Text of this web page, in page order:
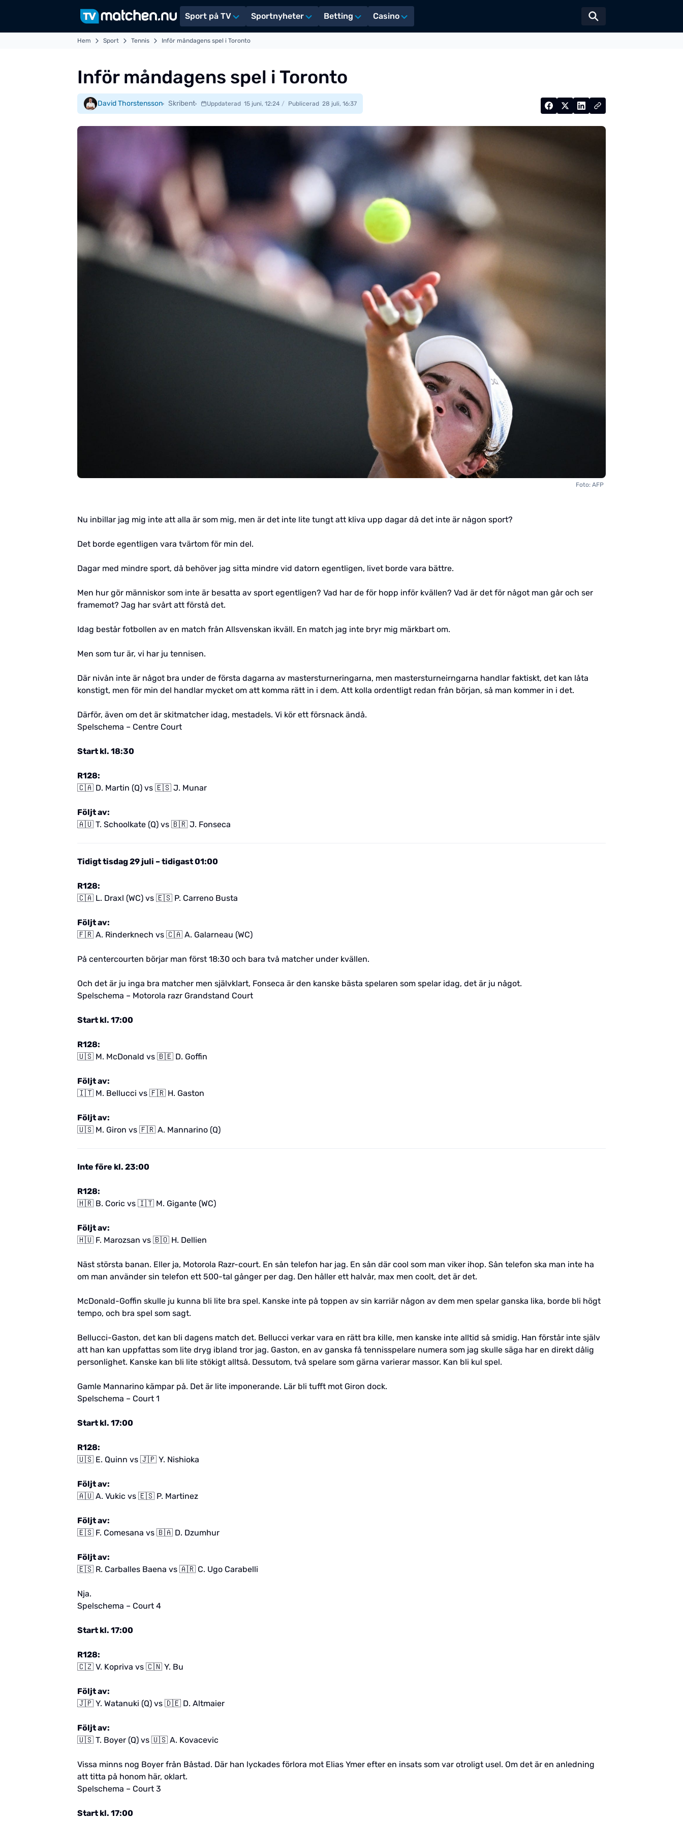
Sport på TV Sportnyheter Betting Casino Växla
Hem Sport Tennis Inför måndagens spel i Toronto
Inför måndagens spel i Toronto
David Thorstensson Skribent Uppdaterad 15 juni, 12:24 Publicerad 28 juli, 16:37
Foto: AFP
Nu inbillar jag mig inte att alla är som mig, men är det inte lite tungt att kliva upp dagar då det inte är någon sport?
Det borde egentligen vara tvärtom för min del.
Dagar med mindre sport, då behöver jag sitta mindre vid datorn egentligen, livet borde vara bättre.
Men hur gör människor som inte är besatta av sport egentligen? Vad har de för hopp inför kvällen? Vad är det för något man går och ser
framemot? Jag har svårt att förstå det.
Idag består fotbollen av en match från Allsvenskan ikväll. En match jag inte bryr mig märkbart om.
Men som tur är, vi har ju tennisen.
Där nivån inte är något bra under de första dagarna av mastersturneringarna, men mastersturneirngarna handlar faktiskt, det kan låta
konstigt, men för min del handlar mycket om att komma rätt in i dem. Att kolla ordentligt redan från början, så man kommer in i det.
Därför, även om det är skitmatcher idag, mestadels. Vi kör ett försnack ändå.
Spelschema – Centre Court
Start kl. 18:30
R128:
🇨🇦 D. Martin (Q) vs 🇪🇸 J. Munar
Följt av:
🇦🇺 T. Schoolkate (Q) vs 🇧🇷 J. Fonseca
Tidigt tisdag 29 juli – tidigast 01:00
R128:
🇨🇦 L. Draxl (WC) vs 🇪🇸 P. Carreno Busta
Följt av:
🇫🇷 A. Rinderknech vs 🇨🇦 A. Galarneau (WC)
På centercourten börjar man först 18:30 och bara två matcher under kvällen.
Och det är ju inga bra matcher men självklart, Fonseca är den kanske bästa spelaren som spelar idag, det är ju något.
Spelschema – Motorola razr Grandstand Court
Start kl. 17:00
R128:
🇺🇸 M. McDonald vs 🇧🇪 D. Goffin
Följt av:
🇮🇹 M. Bellucci vs 🇫🇷 H. Gaston
Följt av:
🇺🇸 M. Giron vs 🇫🇷 A. Mannarino (Q)
Inte före kl. 23:00
R128:
🇭🇷 B. Coric vs 🇮🇹 M. Gigante (WC)
Följt av:
🇭🇺 F. Marozsan vs 🇧🇴 H. Dellien
Näst största banan. Eller ja, Motorola Razr-court. En sån telefon har jag. En sån där cool som man viker ihop. Sån telefon ska man inte ha
om man använder sin telefon ett 500-tal gånger per dag. Den håller ett halvår, max men coolt, det är det.
McDonald-Goffin skulle ju kunna bli lite bra spel. Kanske inte på toppen av sin karriär någon av dem men spelar ganska lika, borde bli högt
tempo, och bra spel som sagt.
Bellucci-Gaston, det kan bli dagens match det. Bellucci verkar vara en rätt bra kille, men kanske inte alltid så smidig. Han förstår inte själv
att han kan uppfattas som lite dryg ibland tror jag. Gaston, en av ganska få tennisspelare numera som jag skulle säga har en direkt dålig
personlighet. Kanske kan bli lite stökigt alltså. Dessutom, två spelare som gärna varierar massor. Kan bli kul spel.
Gamle Mannarino kämpar på. Det är lite imponerande. Lär bli tufft mot Giron dock.
Spelschema – Court 1
Start kl. 17:00
R128:
🇺🇸 E. Quinn vs 🇯🇵 Y. Nishioka
Följt av:
🇦🇺 A. Vukic vs 🇪🇸 P. Martinez
Följt av:
🇪🇸 F. Comesana vs 🇧🇦 D. Dzumhur
Följt av:
🇪🇸 R. Carballes Baena vs 🇦🇷 C. Ugo Carabelli
Nja.
Spelschema – Court 4
Start kl. 17:00
R128:
🇨🇿 V. Kopriva vs 🇨🇳 Y. Bu
Följt av:
🇯🇵 Y. Watanuki (Q) vs 🇩🇪 D. Altmaier
Följt av:
🇺🇸 T. Boyer (Q) vs 🇺🇸 A. Kovacevic
Vissa minns nog Boyer från Båstad. Där han lyckades förlora mot Elias Ymer efter en insats som var otroligt usel. Om det är en anledning
att titta på honom här, oklart.
Spelschema – Court 3
Start kl. 17:00